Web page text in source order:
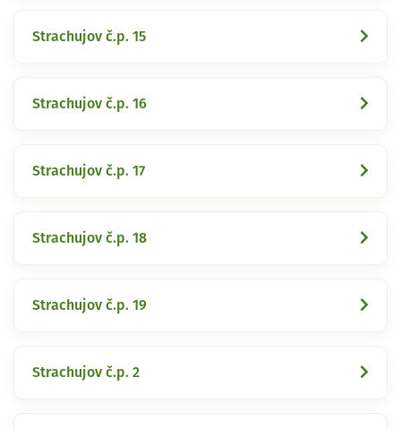
Strachujov č.p. 15
Strachujov č.p. 16
Strachujov č.p. 17
Strachujov č.p. 18
Strachujov č.p. 19
Strachujov č.p. 2